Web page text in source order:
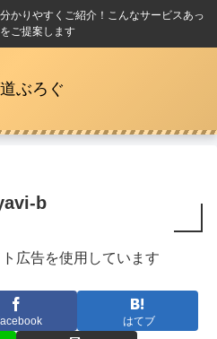
かりやすくご紹介！こんなサービスあっ
ご提案します
ぶろぐ
b
広告を使用しています
はてブ